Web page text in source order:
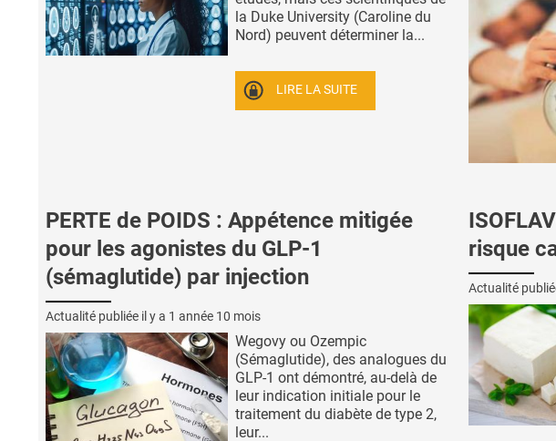
la Duke University (Caroline du
Nord) peuvent déterminer la...
LIRE LA SUITE
PERTE de POIDS : Appétence mitigée
pour les agonistes du GLP-1
(sémaglutide) par injection
Actualité publiée il y a 1 année 10 mois
Wegovy ou Ozempic
(Sémaglutide), des analogues du
GLP-1 ont démontré, au-delà de
leur indication initiale pour le
traitement du diabète de type 2,
leur...
risque
Actualité